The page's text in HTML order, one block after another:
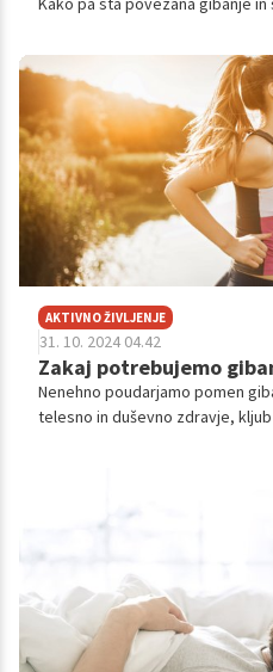
AKTIVNO ŽIVLJENJE
31. 10. 2024 04.42
Zakaj potrebujemo
Nenehno poudarjamo pomen
telesno in duševno zdravje,